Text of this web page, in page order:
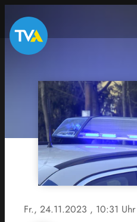
Fr., 24.11.2023 , 10:31 Uhr